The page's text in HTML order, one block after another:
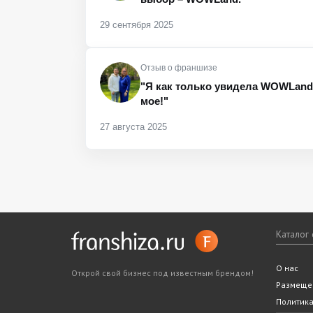
29 сентября 2025
Отзыв о франшизе
"Я как только увидела
мое!"
27 августа 2025
Открой свой бизнес под известным брендом! Все
Статьи
Словарь
5 шагов
О нас